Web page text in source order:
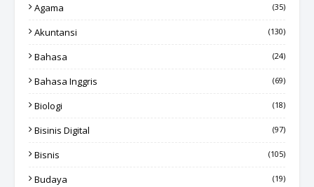
Agama (35)
Akuntansi (130)
Bahasa (24)
Bahasa Inggris (69)
Biologi (18)
Bisinis Digital (97)
Bisnis (105)
Budaya (19)